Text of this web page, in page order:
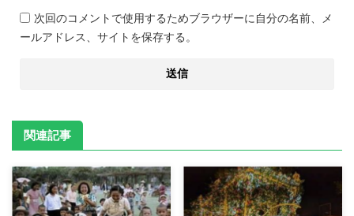
次回のコメントで使用するためブラウザーに自分の名前、メ
ールアドレス、サイトを保存する。
関連記事